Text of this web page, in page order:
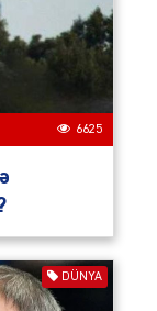
6625
DÜNYA